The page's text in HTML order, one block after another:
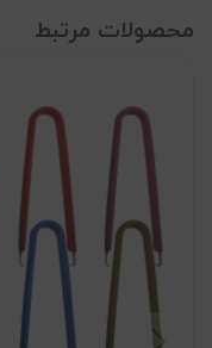
محصولات مرتبط